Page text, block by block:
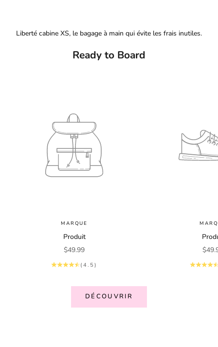
Liberté cabine XS, le bagage à main qui évite les frais inutiles.
Ready to Board
MARQUE
Produit
Prix de vente
$49.99
(4.5)
Prix
DÉCOUVRIR